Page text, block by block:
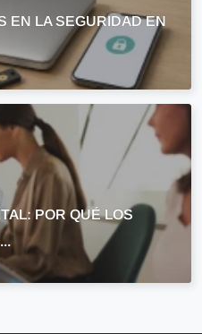
EN LA SEGURIDAD EN
POR QUÉ LOS